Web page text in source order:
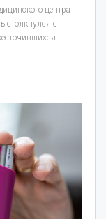
центра
столкнулся с